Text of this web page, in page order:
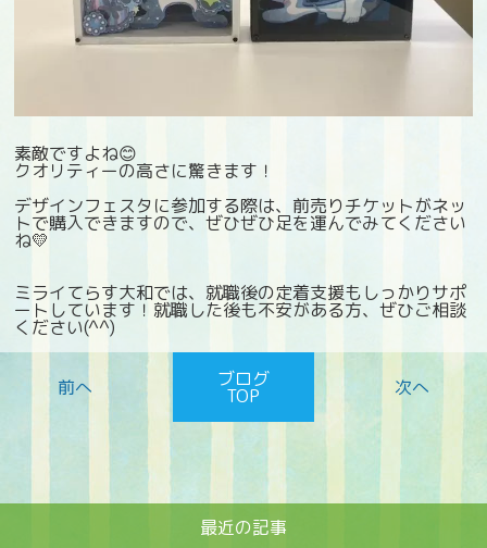
素敵ですよね😊
クオリティーの高さに驚きます！
デザインフェスタに参加する際は、前売りチケットがネッ
トで購入できますので、ぜひぜひ足を運んでみてください
ね💛
ミライてらす大和では、就職後の定着支援もしっかりサポ
ートしています！就職した後も不安がある方、ぜひご相談
ください(^^)
ブログ
TOP
最近の記事